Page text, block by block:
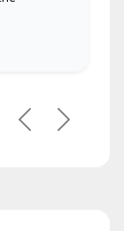
PrécédentSuivant